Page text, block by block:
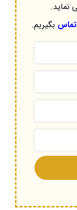
نماید.
تماس بگیریم.